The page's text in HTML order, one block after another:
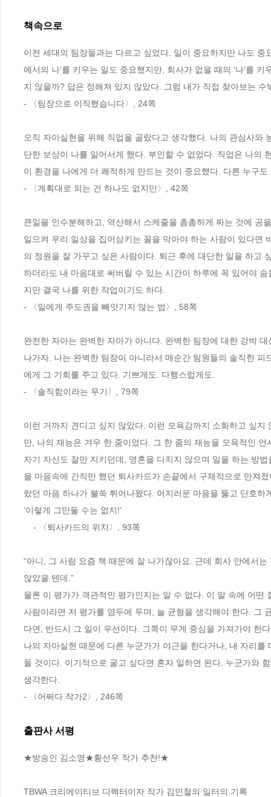
책속으로
이전 세대의 팀장들과는 다르고 싶었다. 일이 중요하지만 나도
에서의 나’를 키우는 일도 중요했지만, 회사가 없을 때의 ‘나’를
지 않을까? 답은 정해져 있지 않았다. 그럼 내가 직접 찾아보는 수
- 〈팀장으로 이직했습니다〉, 24쪽
오직 자아실현을 위해 직업을 골랐다고 생각했다. 나의 관심사와
단한 보상이 나를 일어서게 했다. 부인할 수 없었다. 직업은 나의
이 환경을 나에게 더 쾌적하게 만드는 것이 중요했다. 다른 누구
- 〈계획대로 되는 건 하나도 없지만〉, 42쪽
큰일을 인수분해하고, 역산해서 스케줄을 촘촘하게 짜는 것에 공
일으켜 우리 일상을 집어삼키는 꼴을 막아야 하는 사람이 있다면
의 정원을 잘 가꾸고 싶은 사람이다. 퇴근 후에 대단한 일을 하고
하더라도 내 마음대로 써버릴 수 있는 시간이 하루에 꼭 있어야
지만 결국 나를 위한 작업이기도 하다.
- 〈일에게 주도권을 빼앗기지 않는 법〉, 58쪽
완전한 자아는 완벽한 자아가 아니다. 완벽한 팀장에 대한 강박
나가자. 나는 완벽한 팀장이 아니라서 매순간 팀원들의 솔직한
에게 그 기회를 주고 있다. 기쁘게도. 다행스럽게도.
- 〈솔직함이라는 무기〉, 79쪽
이런 거까지 견디고 싶지 않았다. 이런 모욕감까지 소화하고 싶
만, 나의 재능은 겨우 한 줌이었다. 그 한 줌의 재능을 모욕적인
자기 자신도 잘만 지키던데, 영혼을 다치지 않으며 일을 하는 방
을 마음속에 간직만 했던 퇴사카드가 손끝에서 구체적으로 만져
랐던 마음 하나가 불쑥 튀어나왔다. 어지러운 마음을 뚫고 단호
‘이렇게 그만둘 수는 없지!’
    - 〈퇴사카드의 위치〉, 93쪽
“아니, 그 사람 요즘 책 때문에 잘 나가잖아요. 근데 회사 안에서
않았을 텐데.”
물론 이 평가가 객관적인 평가인지는 알 수 없다. 이 말 속에 어
사람이라면 저 평가를 염두에 두며, 늘 균형을 생각해야 한다. 그
다면, 반드시 그 일이 우선이다. 그쪽이 무게 중심을 가져가야 한
나의 자아실현 때문에 다른 누군가가 야근을 한다거나, 내 자리
둘 것이다. 이기적으로 굴고 싶다면 혼자 일하면 된다. 누군가와
생각한다.
- 〈어쩌다 작가2〉, 246쪽
출판사 서평
★방송인 김소영★황선우 작가 추천!★
TBWA 크리에이티브 디렉터이자 작가 김민철의 일터의 기록